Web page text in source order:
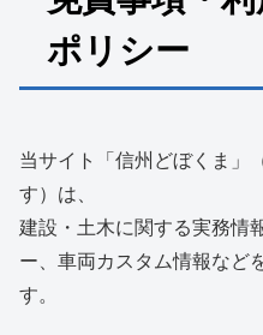
ポリシー
当サイト「信州どぼくま」
す）は、
建設・土木に関する実務情
ー、車両カスタム情報など
す。